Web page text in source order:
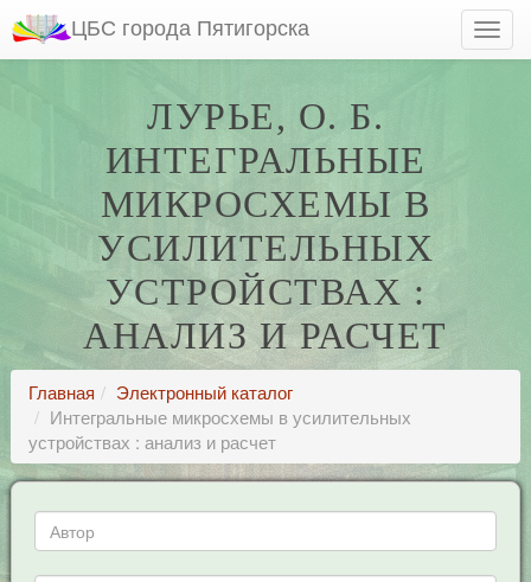
ЦБС города Пятигорска
ЛУРЬЕ, О. Б.
ИНТЕГРАЛЬНЫЕ
МИКРОСХЕМЫ В
УСИЛИТЕЛЬНЫХ
УСТРОЙСТВАХ :
АНАЛИЗ И РАСЧЕТ
Главная
Электронный каталог
Интегральные микросхемы в усилительных
устройствах : анализ и расчет